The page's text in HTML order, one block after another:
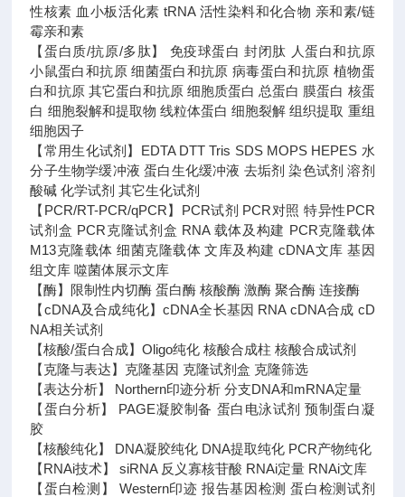
性核素 血小板活化素 tRNA 活性染料和化合物 亲和素/链
霉亲和素
【蛋白质/抗原/多肽】 免疫球蛋白 封闭肽 人蛋白和抗原
小鼠蛋白和抗原 细菌蛋白和抗原 病毒蛋白和抗原 植物蛋
白和抗原 其它蛋白和抗原 细胞质蛋白 总蛋白 膜蛋白 核蛋
白 细胞裂解和提取物 线粒体蛋白 细胞裂解 组织提取 重组
细胞因子
【常用生化试剂】EDTA DTT Tris SDS MOPS HEPES 水
分子生物学缓冲液 蛋白生化缓冲液 去垢剂 染色试剂 溶剂
酸碱 化学试剂 其它生化试剂
【PCR/RT-PCR/qPCR】PCR试剂 PCR对照 特异性PCR
试剂盒 PCR克隆试剂盒 RNA 载体及构建 PCR克隆载体
M13克隆载体 细菌克隆载体 文库及构建 cDNA文库 基因
组文库 噬菌体展示文库
【酶】限制性内切酶 蛋白酶 核酸酶 激酶 聚合酶 连接酶
【cDNA及合成纯化】cDNA全长基因 RNA cDNA合成 cD
NA相关试剂
【核酸/蛋白合成】Oligo纯化 核酸合成柱 核酸合成试剂
【克隆与表达】克隆基因 克隆试剂盒 克隆筛选
【表达分析】 Northern印迹分析 分支DNA和mRNA定量
【蛋白分析】 PAGE凝胶制备 蛋白电泳试剂 预制蛋白凝
胶
【核酸纯化】 DNA凝胶纯化 DNA提取纯化 PCR产物纯化
【RNAi技术】 siRNA 反义寡核苷酸 RNAi定量 RNAi文库
【蛋白检测】 Western印迹 报告基因检测 蛋白检测试剂